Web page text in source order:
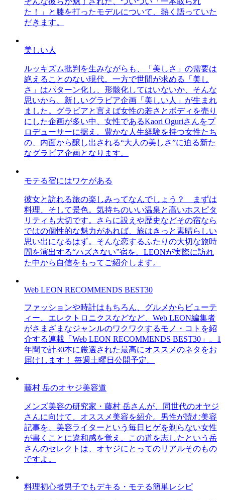
た！」と膝を打ったモデルについて、熱く語っていた
だきます。
美しい人
ルッキズム批判を生みながらも、「美しさ」の需要は
絶えることのない現代。一方で世間が求める「美し
さ」はパターン化し、形骸化してはいないか、そんな
思いから、新しいグラビア企画「美しい人」が生まれ
ました。グラビアと言えば女性の若さとボディを売り
にした企画が多い中、女性であるKaori Oguriさんをプ
ロデューサーに据え、豊かな人生経験を持つ女性たち
の、内面から醸し出される“大人の美しさ”に迫る新た
なグラビア企画となります。
モテる宿にはワケがある
彼女と訪れる旅の楽しみってなんでしょう？ まずは
料理、そして景色。気持ちのいい温泉と高いホスピタ
リティも大切です。さらに設えや歴史などその宿なら
ではの個性的な魅力があれば、旅はきっと素晴らしい
思い出になるはず。そんな恋するふたりの大切な旅時
間を演出する“ハズさない”宿を、LEONが実際に訪れ
た中から自信をもってご紹介します。
Web LEON RECOMMENDS BEST30
ファッションや時計はもちろん、グルメからビューテ
ィー、エレクトロニクスなどなど、Web LEON編集者
がさまざまなジャンルのワクワクするモノ・コトを紹
介する連載「Web LEON RECOMMENDS BEST30」。1
年間で計30本に厳選された最高にオススメのネタをお
届けします！ 毎週土曜日公開予定。
藤村 岳のオヤジ美容道
メンズ美容の研究家・藤村 岳さんが、同世代のオヤジ
さんに向けて、オススメ美容を紹介。男性が読む美容
記事を、美容ライターという毎日ヒゲを剃らない女性
が書くことに違和感を覚え、この道を志したという岳
さんのセレクトは、オヤジにとってのリアルそのもの
ですよ。
料理初心者男子でもデキる・モテる簡単レシピ